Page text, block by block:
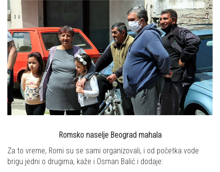
Romsko naselje Beograd mahala
Za to vreme, Romi su se sami organizovali, i od početka vode
brigu jedni o drugima, kaže i Osman Balić i dodaje: